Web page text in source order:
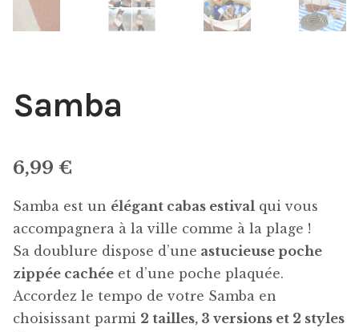
Samba
6,99 €
Samba est un élégant cabas estival qui vous
accompagnera à la ville comme à la plage !
Sa doublure dispose d’une astucieuse poche
zippée cachée et d’une poche plaquée.
Accordez le tempo de votre Samba en
choisissant parmi 2 tailles, 3 versions et 2 styles